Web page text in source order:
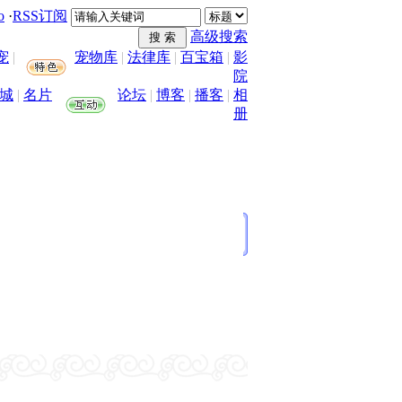
·RSS订阅
高级搜索
| 宠物库 | 法律库 | 百宝箱 | 影
院
| 名片 论坛 | 博客 | 播客 | 相
册